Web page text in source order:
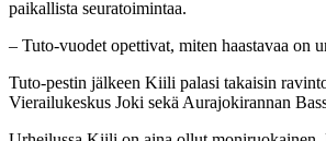
paikallista seuratoimintaa.
– Tuto-vuodet opettivat, miten haastavaa on
Tuto-pestin jälkeen Kiili palasi takaisin
Vierailukeskus Joki sekä Aurajokirannan